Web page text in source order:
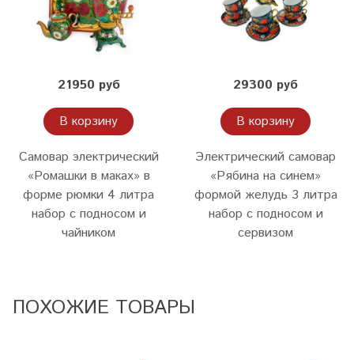
21950 руб
В корзину
Самовар электрический
«Ромашки в маках» в
форме рюмки 4 литра
набор с подносом и
чайником
29300 руб
В корзину
Электрический самовар
«Рябина на синем»
формой желудь 3 литра
набор с подносом и
сервизом
ПОХОЖИЕ ТОВАРЫ